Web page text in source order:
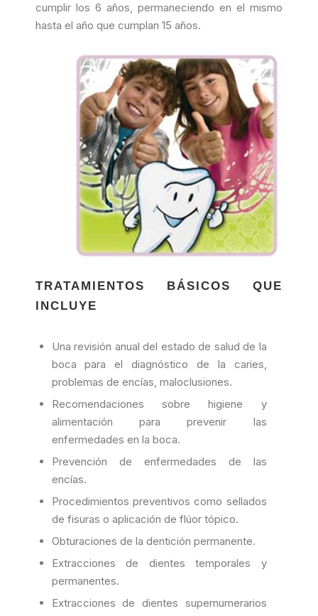
cumplir los 6 años, permaneciendo en el mismo
hasta el año que cumplan 15 años.
TRATAMIENTOS BÁSICOS QUE
INCLUYE
Una revisión anual del estado de salud de la
boca para el diagnóstico de la caries,
problemas de encías, maloclusiones.
Recomendaciones sobre higiene y
alimentación para prevenir las
enfermedades en la boca.
Prevención de enfermedades de las
encías.
Procedimientos preventivos como sellados
de fisuras o aplicación de flúor tópico.
Obturaciones de la dentición permanente.
Extracciones de dientes temporales y
permanentes.
Extracciones de dientes supernumerarios